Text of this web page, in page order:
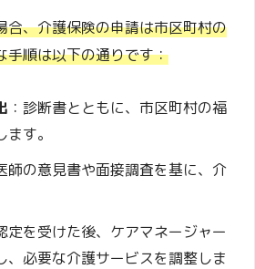
合、介護保険の申請は市区町村の
手順は以下の通りです：
：診断書とともに、市区町村の福
す。
師の意見書や面接調査を基に、介
定を受けた後、ケアマネージャー
、必要な介護サービスを調整しま